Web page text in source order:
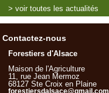
> voir toutes les actualités
Contactez-nous
Forestiers d'Alsace
Maison de l'Agriculture
11, rue Jean Mermoz
68127 Ste Croix en Plaine
forestiersdalsace@gmail.com